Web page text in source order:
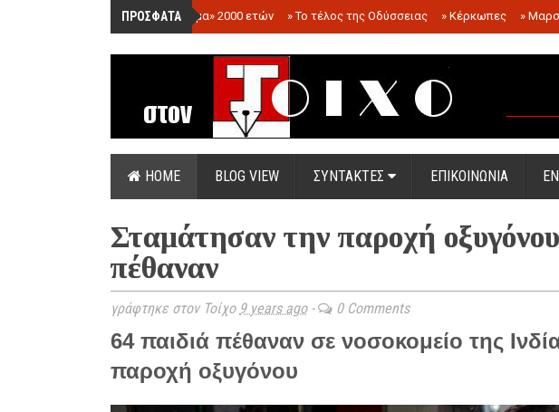
ΠΡΟΣΦΑΤΑ
»«Ολόγραμμα» 2000 ετών »Το τέλος της Οδύσσειας » Κέρκωπες »
.
HOME BLOG VIEW ΣΥΝΤΑΚΤΕΣ ΕΠΙΚΟΙΝΩΝΙΑ
Σταμάτησαν την παροχή
πέθαναν
γράφτηκε στον Τοίχο 9 years ago- 0 Comments
64 παιδιά πέθαναν σε νοσοκομείο της
παροχή οξυγόνου